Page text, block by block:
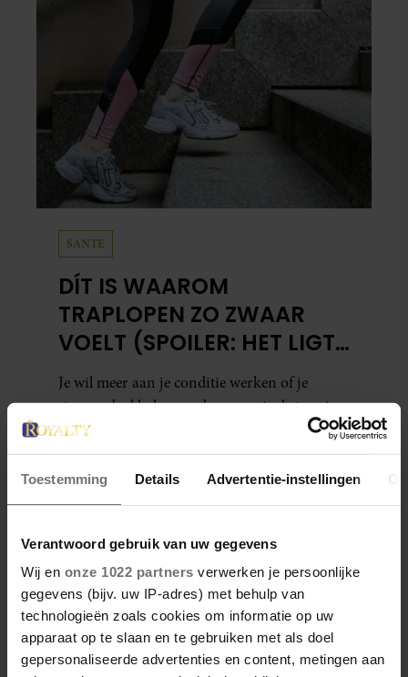
Toestemming Details Advertentie-instellingen
Verantwoord gebruik van uw gegevens
Wij en onze 1022 partners verwerken je persoonlijke
gegevens (bijv. uw IP-adres) met behulp van
technologieën zoals cookies om informatie op uw
apparaat op te slaan en te gebruiken met als doel
gepersonaliseerde advertenties en content, metingen aan
SANTE
DÍT IS WAAROM
TRAPLOPEN ZO ZWAAR
VOELT (SPOILER: HET LIGT
NIET AAN JE CONDITIE)
Je wil meer aan je conditie werken of je
stappendoel halen, en dus neem je de trap in
plaats van de roltrap of lift. Maar halverwege
begin je al met hijgen. Dit terwijl je van een
half uur wandelen geen last hebt. Hoe kan
dat?
Denise Delgado
Denise is een creatieve freelance journalist sinds